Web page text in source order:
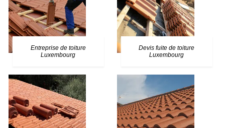
Entreprise de toiture
Luxembourg
Devis fuite de toiture
Luxembourg